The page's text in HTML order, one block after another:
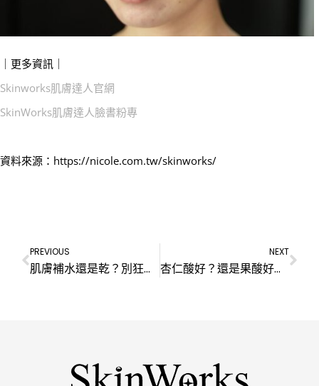
｜更多資訊｜
Skinworks肌膚達人官網
SkinWorks肌膚達人臉書粉專
資料來源：https://nicole.com.tw/skinworks/
PREVIOUS
肌膚補水還是乾？別狂補水，你該做的是修復。臉部保養-修護這4要點必看！
NEXT
杏仁酸好？還是果酸好？4種酸類優缺點，帶你一次大解析